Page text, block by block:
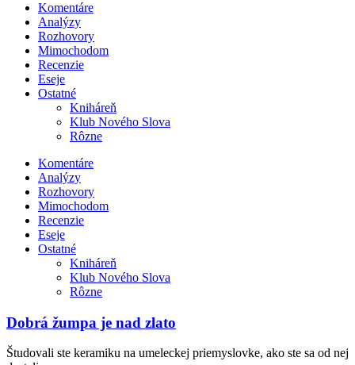
Komentáre
Analýzy
Rozhovory
Mimochodom
Recenzie
Eseje
Ostatné
Kniháreň
Klub Nového Slova
Rôzne
Komentáre
Analýzy
Rozhovory
Mimochodom
Recenzie
Eseje
Ostatné
Kniháreň
Klub Nového Slova
Rôzne
Dobrá žumpa je nad zlato
Študovali ste keramiku na umeleckej priemyslovke, ako ste sa od nej